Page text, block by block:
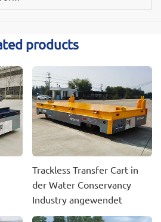
products
Trackless Transfer Cart in
der Water Conservancy
Industry angewendet